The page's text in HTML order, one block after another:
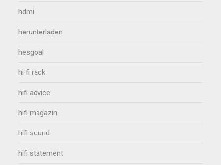
hdmi
herunterladen
hesgoal
hi fi rack
hifi advice
hifi magazin
hifi sound
hifi statement